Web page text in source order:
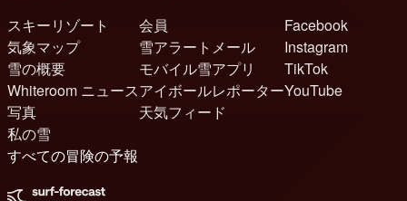
スキーリゾート
気象マップ
雪の概要
Whiteroom ニュース
写真
私の雪
会員
雪アラートメール
モバイル雪アプリ
アイボールレポーター
天気フィード
Facebook
Instagram
TikTok
YouTube
すべての冒険の予報